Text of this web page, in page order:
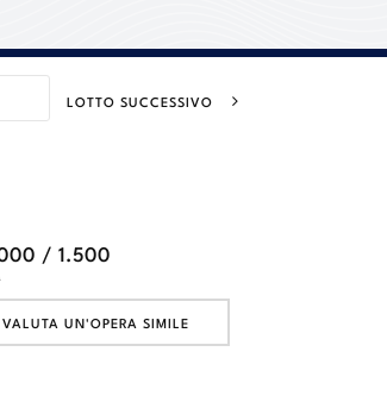
LOTTO SUCCESSIVO
/ 1.500
VALUTA UN'OPERA SIMILE